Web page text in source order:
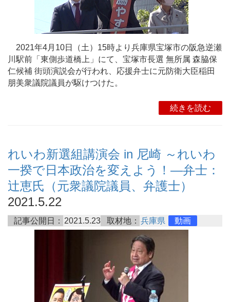
2021年4月10日（土）15時より兵庫県宝塚市の阪急逆瀬
川駅前「東側歩道橋上」にて、宝塚市長選 無所属 森脇保
仁候補 街頭演説会が行われ、応援弁士に元防衛大臣稲田
朋美衆議院議員が駆けつけた。
続きを読む
れいわ新選組講演会 in 尼崎 ～れいわ
一揆で日本政治を変えよう！―弁士：
辻恵氏（元衆議院議員、弁護士）
2021.5.22
記事公開日： 2021.5.23 取材地： 兵庫県 動画